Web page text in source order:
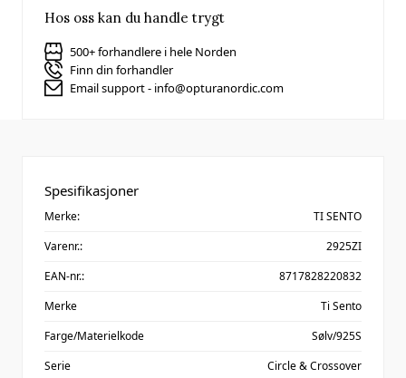
Hos oss kan du handle trygt
500+ forhandlere i hele Norden
Finn din forhandler
Email support - info@opturanordic.com
Spesifikasjoner
Merke:
TI SENTO
Varenr.:
2925ZI
EAN-nr.:
8717828220832
Merke
Ti Sento
Farge/Materielkode
Sølv/925S
Serie
Circle & Crossover